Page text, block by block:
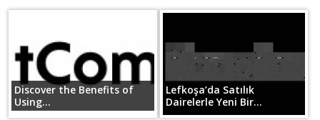
Discover the Benefits of
Using...
Lefkoşa’da Satılık
Dairelerle Yeni Bir...